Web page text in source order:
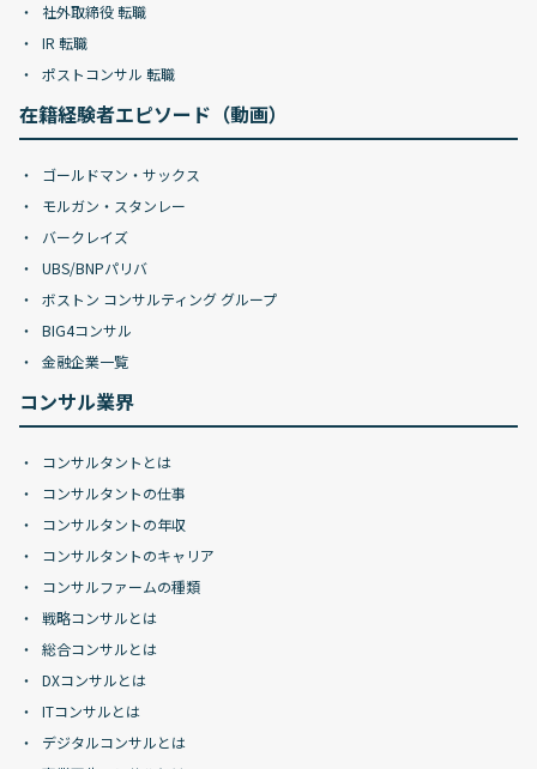
社外取締役 転職
IR 転職
ポストコンサル 転職
在籍経験者エピソード（動画）
ゴールドマン・サックス
モルガン・スタンレー
バークレイズ
UBS/BNPパリバ
ボストン コンサルティング グループ
BIG4コンサル
金融企業一覧
コンサル業界
コンサルタントとは
コンサルタントの仕事
コンサルタントの年収
コンサルタントのキャリア
コンサルファームの種類
戦略コンサルとは
総合コンサルとは
DXコンサルとは
ITコンサルとは
デジタルコンサルとは